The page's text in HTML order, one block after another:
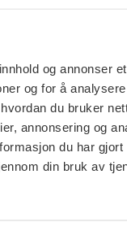
og annonser
og for å
du bruker
annonsering og
du har gjort
din bruk av
håper også
trygghet
nivå ønsker
sosialt
bevare rommet
og
systemenes
modige